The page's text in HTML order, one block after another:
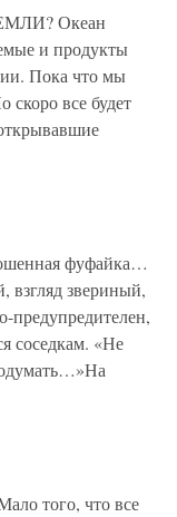
Океан
и продукты
Пока что мы
скоро все будет
фуфайка…
взгляд звериный,
соседкам. «Не
того, что все